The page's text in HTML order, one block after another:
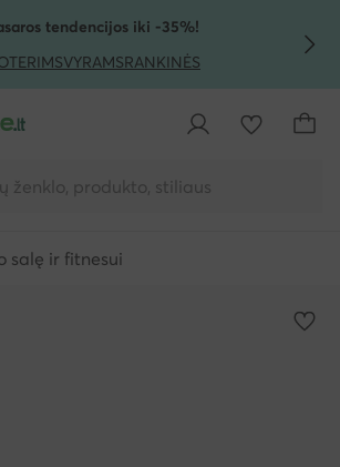
TURINIO
tendencijos iki -35%!
VYRAMSRANKINĖS
ženklo, produkto, stiliaus
salę ir fitnesui